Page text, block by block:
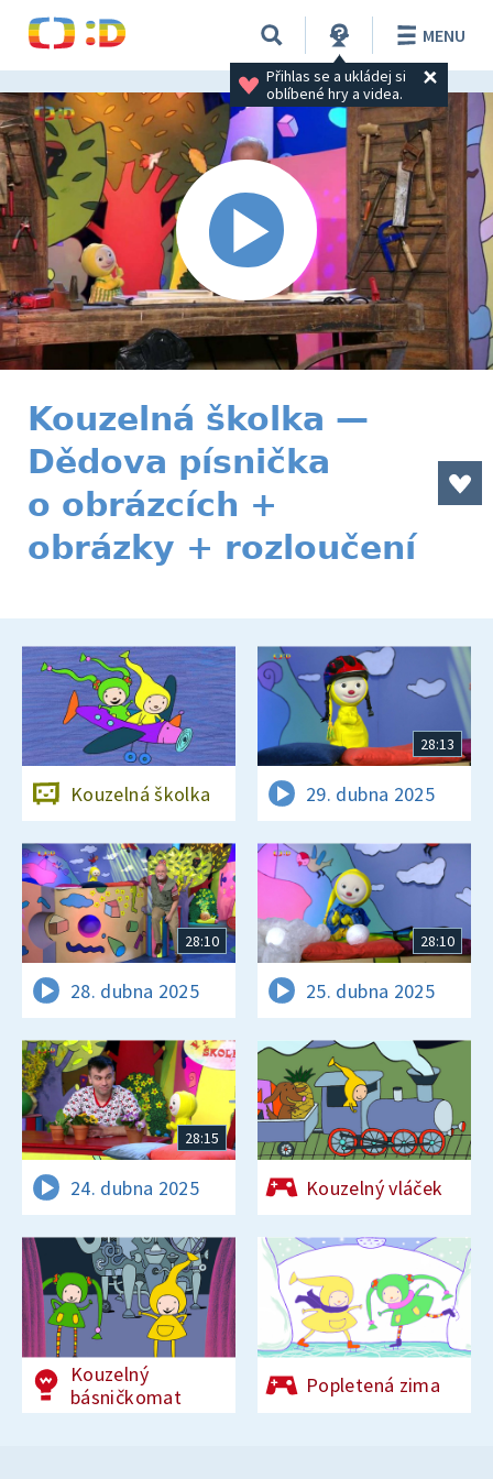
Přihlas se a ukládej si
oblíbené hry a videa.
MENU
Kouzelná školka —
Dědova písnička
o obrázcích +
obrázky + rozloučení
Kouzelná školka
28:13
29. dubna 2025
28:10
28. dubna 2025
28:10
25. dubna 2025
28:15
24. dubna 2025 Kouzelný vláček
Kouzelný
básničkomat
Popletená zima